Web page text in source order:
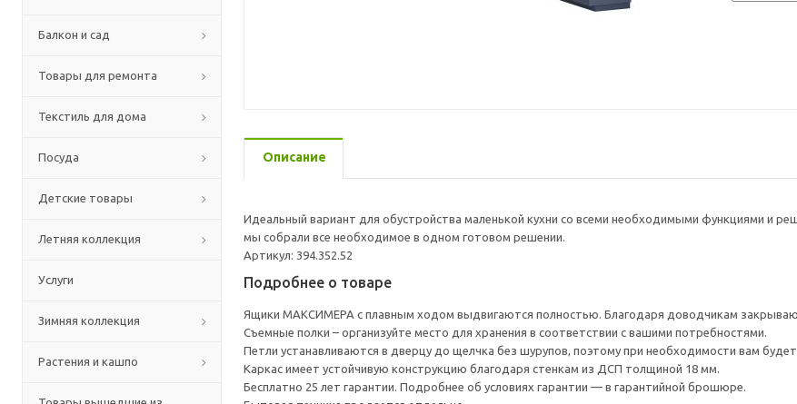
Балкон и сад
Товары для ремонта
Текстиль для дома
Посуда
Детские товары
Летняя коллекция
Услуги
Зимняя коллекция
Растения и кашпо
Описание
Идеальный вариант для обустройства маленькой кухни со всеми необходимыми функциями и
мы собрали все необходимое в одном готовом решении.
Артикул: 394.352.52
Подробнее о товаре
Ящики МАКСИМЕРА с плавным ходом выдвигаются полностью. Благодаря доводчикам
Съемные полки – организуйте место для хранения в соответствии с вашими потребностями.
Петли устанавливаются в дверцу до щелчка без шурупов, поэтому при необходимости вам
Каркас имеет устойчивую конструкцию благодаря стенкам из ДСП толщиной 18 мм.
Бесплатно 25 лет гарантии. Подробнее об условиях гарантии — в гарантийной брошюре.